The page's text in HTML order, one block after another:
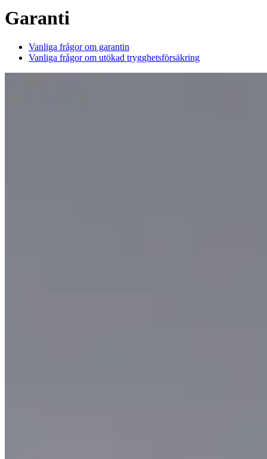
Garanti
Vanliga frågor om garantin
Vanliga frågor om utökad trygghetsförsäkring